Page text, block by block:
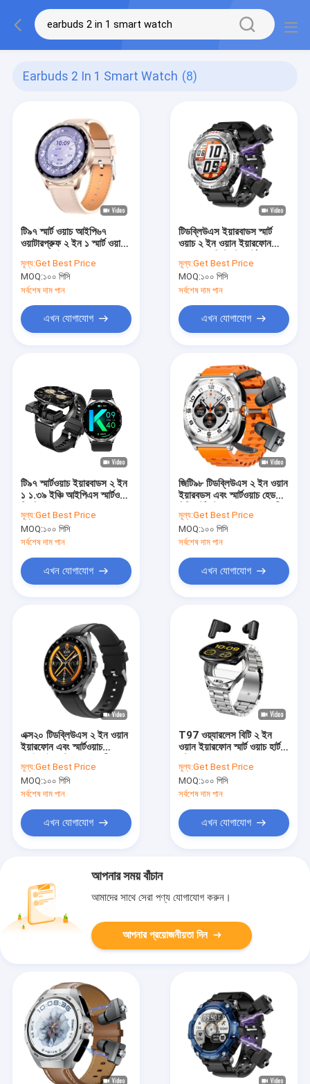
Earbuds 2 In 1 Smart Watch (8)
টি৯৭ স্মার্ট ওয়াচ আইপি৬৭
ওয়াটারপ্রুফ ২ ইন ১ স্মার্ট ওয়াচ
মূল্য:Get Best Price
MOQ:১০০ পিসি
সর্বশেষ দাম পান
এখন যোগাযোগ
টিডব্লিউএস ইয়ারবাডস স্মার্ট
ওয়াচ ২ ইন ওয়ান ইয়ারফোন
হেডফোন সহ
মূল্য:Get Best Price
MOQ:১০০ পিসি
সর্বশেষ দাম পান
এখন যোগাযোগ
টি৯৭ স্মার্টওয়াচ ইয়ারবাডস ২ ইন
১ ১.৩৯ ইঞ্চি আইপিএস স্মার্টওয়াচ
এমএএইচ সহ
মূল্য:Get Best Price
MOQ:১০০ পিসি
সর্বশেষ দাম পান
এখন যোগাযোগ
জিটি৯৮ টিডব্লিউএস ২ ইন ওয়ান
ইয়ারবডস এবং স্মার্টওয়াচ হেডসেট
খেলুন
মূল্য:Get Best Price
MOQ:১০০ পিসি
সর্বশেষ দাম পান
এখন যোগাযোগ
এক্স২০ টিডব্লিউএস ২ ইন ওয়ান
ইয়ারফোন এবং স্মার্টওয়াচ
মিউজিক প্লেয়ার
মূল্য:Get Best Price
MOQ:১০০ পিসি
সর্বশেষ দাম পান
এখন যোগাযোগ
T97 ওয়্যারলেস বিটি ২ ইন
ওয়ান ইয়ারফোন স্মার্ট ওয়াচ হার্ট
মূল্য:Get Best Price
MOQ:১০০ পিসি
সর্বশেষ দাম পান
এখন যোগাযোগ
আপনার সময় বাঁচান
আমাদের সাথে সেরা পণ্য যোগাযোগ করুন।
আপনার প্রয়োজনীয়তা দিন